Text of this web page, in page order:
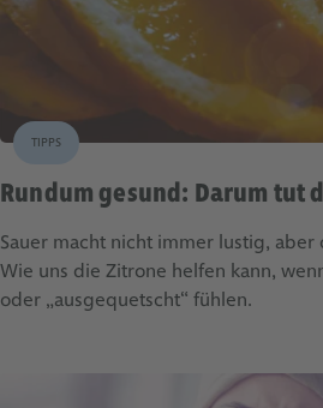
TIPPS
Rundum gesund: Darum tut
Sauer macht nicht immer lustig,
Wie uns die Zitrone helfen kann,
oder „ausgequetscht“ fühlen.